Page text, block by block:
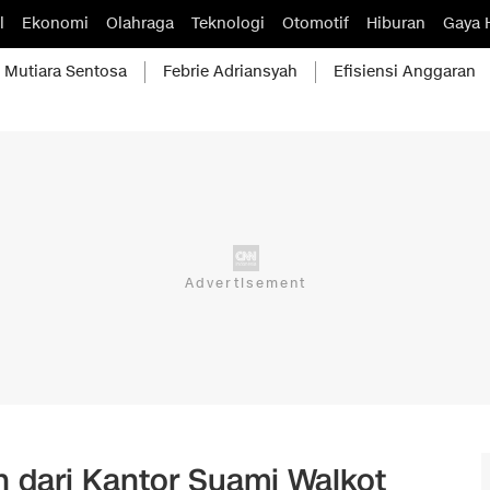
Ekonomi Olahraga Teknologi Otomotif Hiburan Gaya
Mutiara Sentosa Febrie Adriansyah Efisiensi Anggaran
dari Kantor Suami Walkot